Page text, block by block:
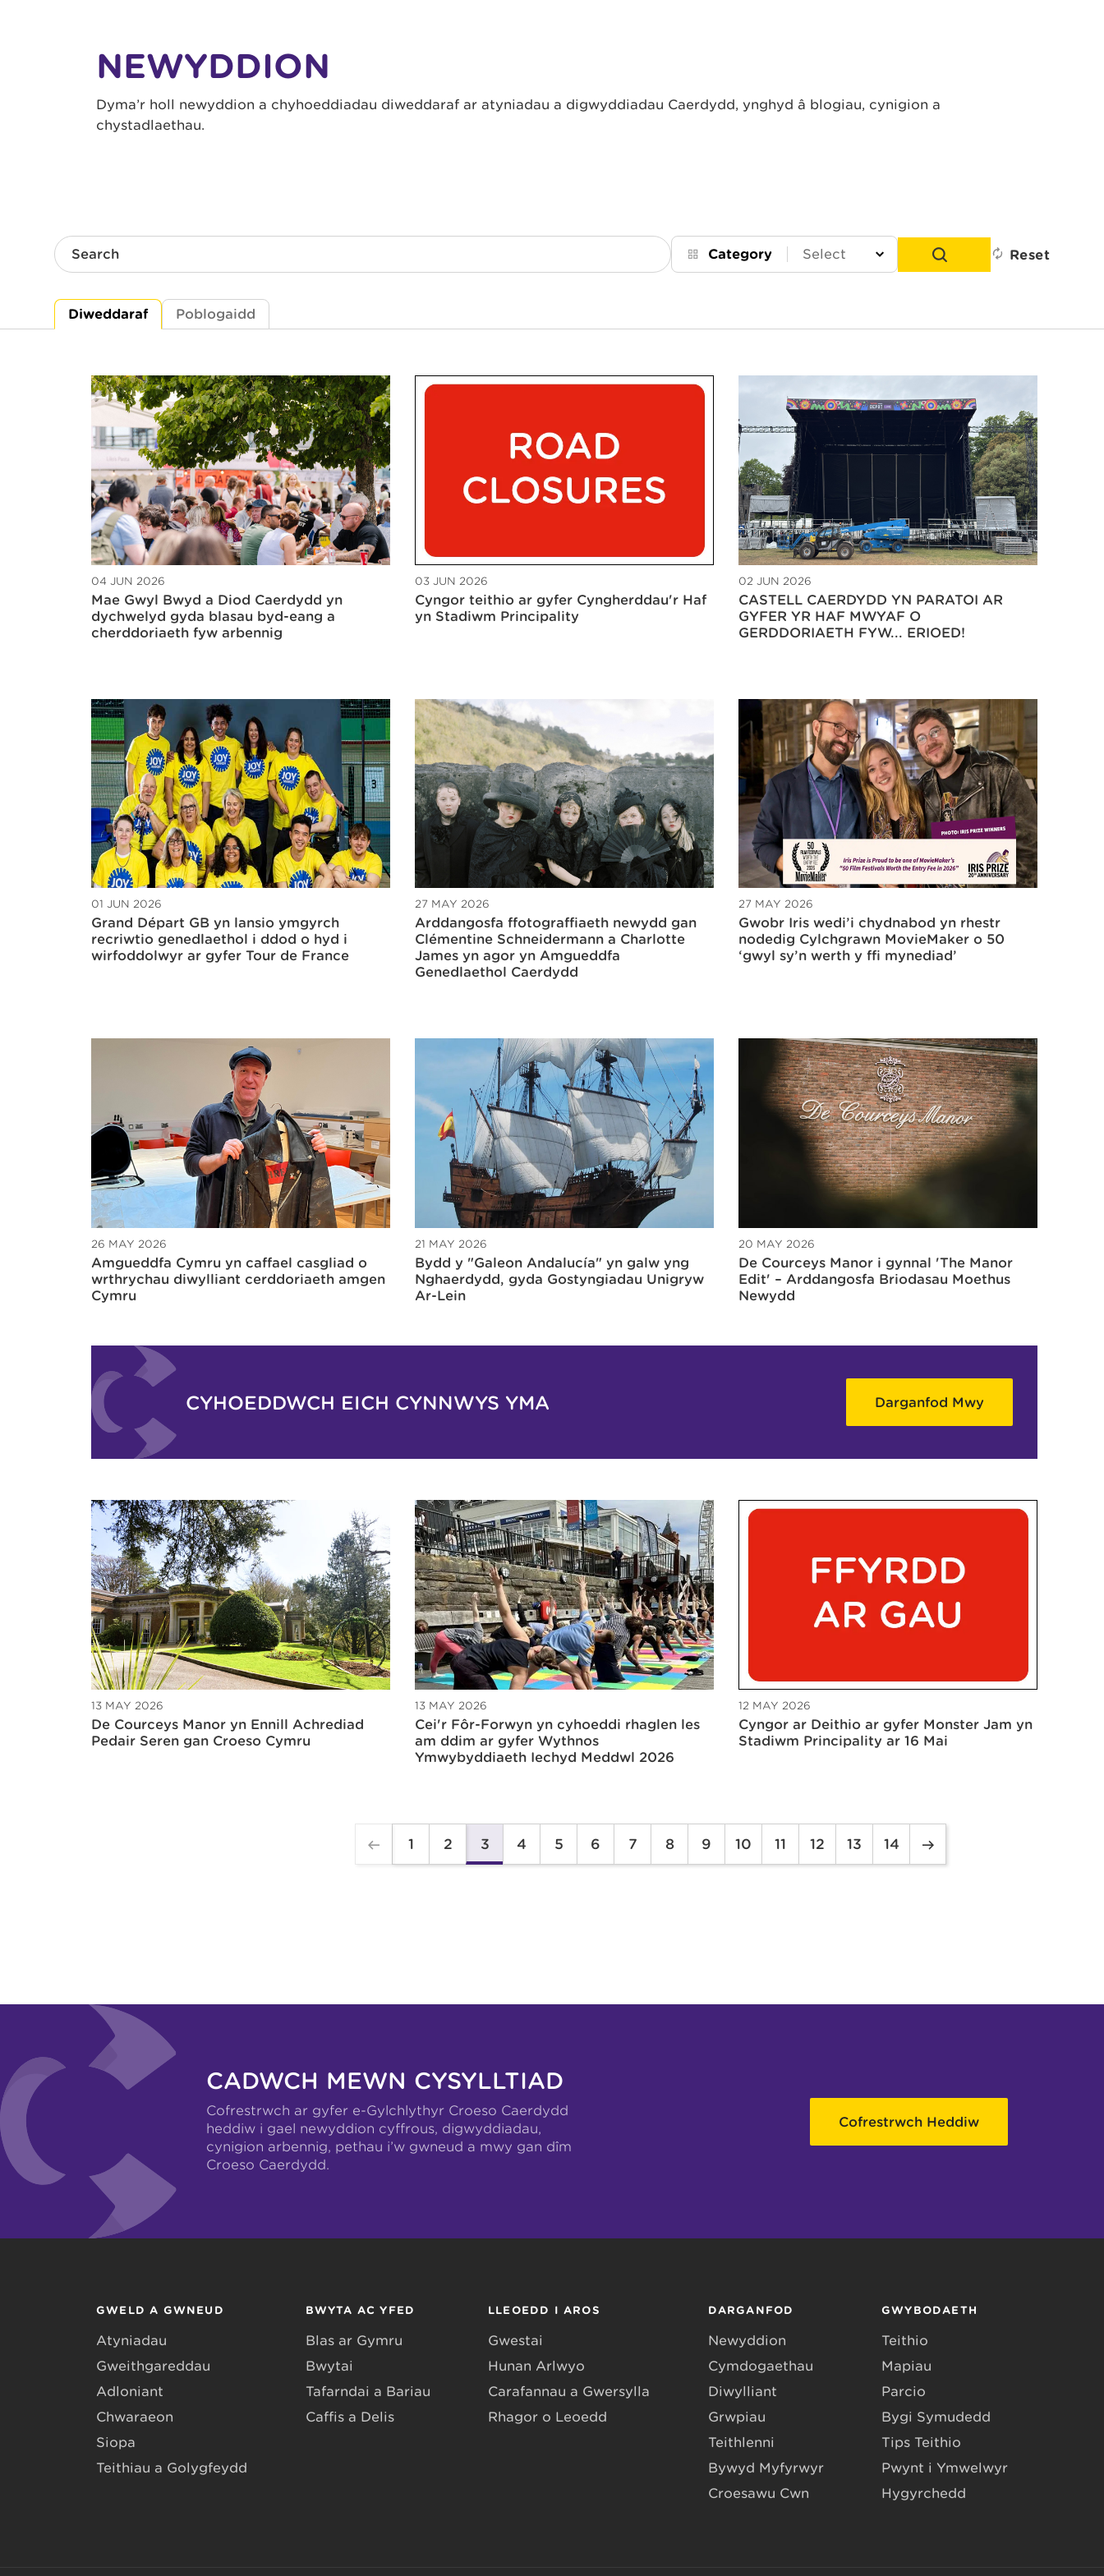
NEWYDDION
Dyma’r holl newyddion a chyhoeddiadau diweddaraf ar atyniadau a digwyddiadau Caerdydd, ynghyd â blogiau, cynigion a
chystadlaethau.
Search Category Reset
Diweddaraf Poblogaidd
04 JUN 2026
Mae Gŵyl Bwyd a Diod Caerdydd yn
dychwelyd gyda blasau byd-eang a
cherddoriaeth fyw arbennig
03 JUN 2026
Cyngor teithio ar gyfer Cyngherddau'r Haf
yn Stadiwm Principality
02 JUN 2026
CASTELL CAERDYDD YN PARATOI AR
GYFER YR HAF MWYAF O
GERDDORIAETH FYW... ERIOED!
01 JUN 2026
Grand Départ GB yn lansio ymgyrch
recriwtio genedlaethol i ddod o hyd i
wirfoddolwyr ar gyfer Tour de France
27 MAY 2026
Arddangosfa ffotograffiaeth newydd gan
Clémentine Schneidermann a Charlotte
James yn agor yn Amgueddfa
Genedlaethol Caerdydd
27 MAY 2026
Gwobr Iris wedi’i chydnabod yn rhestr
nodedig Cylchgrawn MovieMaker o 50
‘gŵyl sy’n werth y ffi mynediad’
26 MAY 2026
Amgueddfa Cymru yn caffael casgliad o
wrthrychau diwylliant cerddoriaeth amgen
Cymru
21 MAY 2026
Bydd y "Galeon Andalucía" yn galw yng
Nghaerdydd, gyda Gostyngiadau Unigryw
Ar-Lein
20 MAY 2026
De Courceys Manor i gynnal 'The Manor
Edit' – Arddangosfa Briodasau Moethus
Newydd
CYHOEDDWCH EICH CYNNWYS YMA Darganfod Mwy
13 MAY 2026
De Courceys Manor yn Ennill Achrediad
Pedair Seren gan Croeso Cymru
13 MAY 2026
Cei'r Fôr-Forwyn yn cyhoeddi rhaglen les
am ddim ar gyfer Wythnos
Ymwybyddiaeth Iechyd Meddwl 2026
12 MAY 2026
Cyngor ar Deithio ar gyfer Monster Jam yn
Stadiwm Principality ar 16 Mai
1 2 3 4 5 6 7 8 9 10 11 12 13 14
CADWCH MEWN CYSYLLTIAD
Cofrestrwch ar gyfer e-Gylchlythyr Croeso Caerdydd
heddiw i gael newyddion cyffrous, digwyddiadau,
cynigion arbennig, pethau i’w gwneud a mwy gan dîm
Croeso Caerdydd.
Cofrestrwch Heddiw
GWELD A GWNEUD
Atyniadau
Gweithgareddau
Adloniant
Chwaraeon
Siopa
Teithiau a Golygfeydd
BWYTA AC YFED
Blas ar Gymru
Bwytai
Tafarndai a Bariau
Caffis a Delis
LLEOEDD I AROS
Gwestai
Hunan Arlwyo
Carafannau a Gwersylla
Rhagor o Leoedd
DARGANFOD
Newyddion
Cymdogaethau
Diwylliant
Grwpiau
Teithlenni
Bywyd Myfyrwyr
Croesawu Cŵn
GWYBODAETH
Teithio
Mapiau
Parcio
Bygi Symudedd
Tips Teithio
Pwynt i Ymwelwyr
Hygyrchedd